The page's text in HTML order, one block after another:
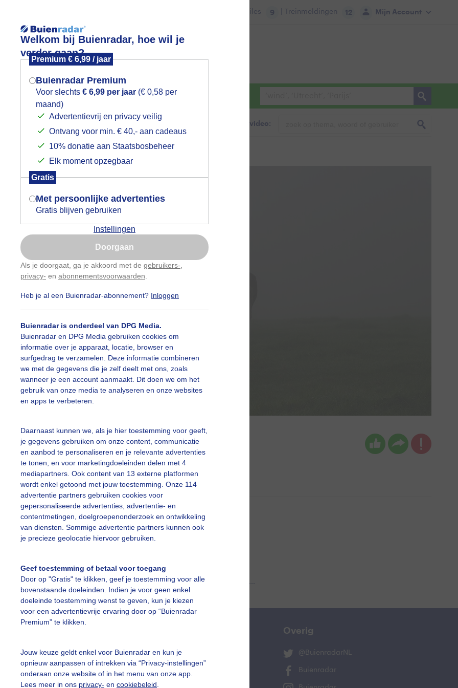
Welkom bij Buienradar, hoe wil je
verder gaan?
Premium € 6,99 / jaar
Buienradar Premium
Voor slechts € 6,99 per jaar (€ 0,58 per
maand)
Advertentievrij en privacy veilig
Ontvang voor min. € 40,- aan cadeaus
10% donatie aan Staatsbosbeheer
Elk moment opzegbaar
Gratis
Met persoonlijke advertenties
Gratis blijven gebruiken
Instellingen
Doorgaan
Als je doorgaat, ga je akkoord met de gebruikers-
privacy- en abonnementsvoorwaarden
Heb je al een Buienradar-abonnement? Inloggen
Buienradar is onderdeel van DPG Media.
Buienradar en DPG Media gebruiken cookies om
informatie over je apparaat, locatie, browser en
surfgedrag te verzamelen. Deze informatie combineren
we met de gegevens die je zelf deelt met ons, zoals
wanneer je een account aanmaakt. Dit doen we om het
gebruik van onze media te analyseren en onze websites
en apps te verbeteren.
Daarnaast kunnen we, als je hier toestemming voor geeft,
je gegevens gebruiken om onze content, communicatie
en aanbod te personaliseren en je relevante advertenties
te tonen, en voor marketingdoeleinden delen met 4
mediapartners. Ook content van 13 externe platformen
wordt enkel getoond met jouw toestemming. Onze 114
advertentie partners gebruiken cookies voor
gepersonaliseerde advertenties, advertentie- en
contentmetingen, doelgroepenonderzoek en ontwikkeling
van diensten. Sommige advertentie partners kunnen ook
je precieze geolocatie hiervoor gebruiken.
Geef toestemming of betaal voor toegang
Door op "Gratis" te klikken, geef je toestemming voor alle
bovenstaande doeleinden. Indien je voor geen enkel
doeleinde toestemming wenst te geven, kun je kiezen
voor een advertentievrije ervaring door op “Buienradar
Premium” te klikken.
Jouw keuze geldt enkel voor Buienradar en kun je
opnieuw aanpassen of intrekken via “Privacy-instellingen”
onderaan onze website of in het menu van onze app.
Lees meer in ons privacy- en cookiebeleid
Mijn Account
Files 9 | Treinmeldingen 12
Foto en video Weerzine
Zoeken in foto & video:
mistig tot 12.00 uur. daarna zonnige Herfstdag
Nellie Bartels Gemaakt: 28-09-2025, 28x bekeken
Mistig Herfst
slideshow
Een moment geduld aub...
vragen
De Bilt
Overig
@BuienradarNL
Buienradar
Mogen we je locatie gebruiken voor
het weer?
Indien je hier nog geen akkoord op hebt
gegeven, verschijnt er zo een pop-up uit
je browser waarin deze toestemming
gevraagd wordt.
Is goed, toon de popup
Nu niet, misschien later
Gebruik je Safari en wil je niet elke dag deze pop-up
Klikhierom dit aan te passen